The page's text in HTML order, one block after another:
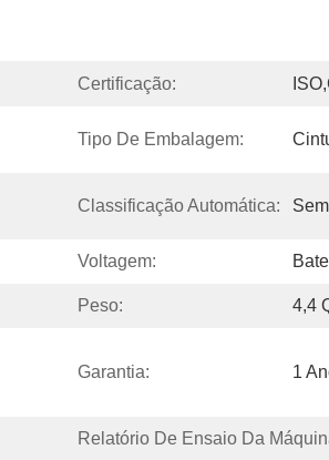
Certificação:
Tipo De Embalagem:
Classificação Automática:
Voltagem:
Peso: 4,4
Garantia: 1
Relatório De Ensaio Da